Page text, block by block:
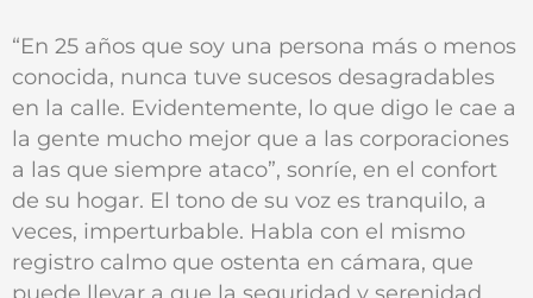
“En 25 años que soy una persona más o menos
conocida, nunca tuve sucesos desagradables
en la calle. Evidentemente, lo que digo le cae a
la gente mucho mejor que a las corporaciones
a las que siempre ataco”, sonríe, en el confort
de su hogar. El tono de su voz es tranquilo, a
veces, imperturbable. Habla con el mismo
registro calmo que ostenta en cámara, que
puede llevar a que la seguridad y serenidad